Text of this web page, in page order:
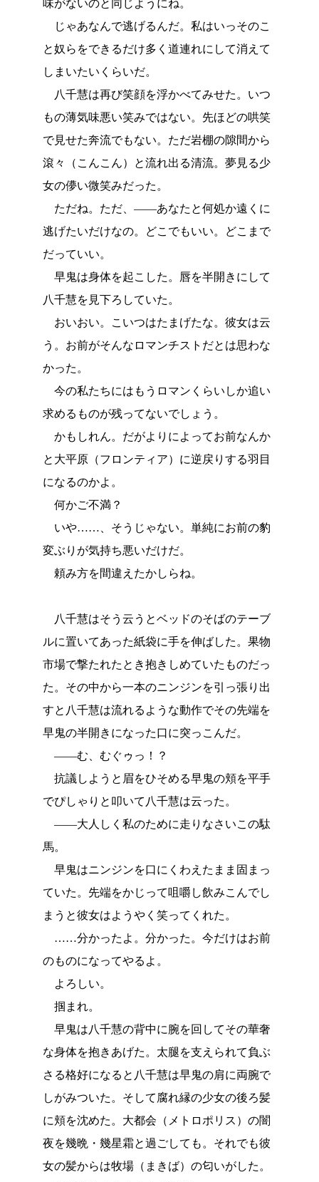
味がないのと同じようにね。
じゃあなんで逃げるんだ。私はいっそのこ
と奴らをできるだけ多く道連れにして消えて
しまいたいくらいだ。
八千慧は再び笑顔を浮かべてみせた。いつ
もの薄気味悪い笑みではない。先ほどの哄笑
で見せた奔流でもない。ただ岩棚の隙間から
滾々（こんこん）と流れ出る清流。夢見る少
女の儚い微笑みだった。
ただね。ただ、――あなたと何処か遠くに
逃げたいだけなの。どこでもいい。どこまで
だっていい。
早鬼は身体を起こした。唇を半開きにして
八千慧を見下ろしていた。
おいおい。こいつはたまげたな。彼女は云
う。お前がそんなロマンチストだとは思わな
かった。
今の私たちにはもうロマンくらいしか追い
求めるものが残ってないでしょう。
かもしれん。だがよりによってお前なんか
と大平原（フロンティア）に逆戻りする羽目
になるのかよ。
何かご不満？
いや……、そうじゃない。単純にお前の豹
変ぶりが気持ち悪いだけだ。
頼み方を間違えたかしらね。
八千慧はそう云うとベッドのそばのテーブ
ルに置いてあった紙袋に手を伸ばした。果物
市場で撃たれたとき抱きしめていたものだっ
た。その中から一本のニンジンを引っ張り出
すと八千慧は流れるような動作でその先端を
早鬼の半開きになった口に突っこんだ。
――む、むぐゥっ！？
抗議しようと眉をひそめる早鬼の頬を平手
でぴしゃりと叩いて八千慧は云った。
――大人しく私のために走りなさいこの駄
馬。
早鬼はニンジンを口にくわえたまま固まっ
ていた。先端をかじって咀嚼し飲みこんでし
まうと彼女はようやく笑ってくれた。
……分かったよ。分かった。今だけはお前
のものになってやるよ。
よろしい。
掴まれ。
早鬼は八千慧の背中に腕を回してその華奢
な身体を抱きあげた。太腿を支えられて負ぶ
さる格好になると八千慧は早鬼の肩に両腕で
しがみついた。そして腐れ縁の少女の後ろ髪
に頬を沈めた。大都会（メトロポリス）の闇
夜を幾晩・幾星霜と過ごしても。それでも彼
女の髪からは牧場（まきば）の匂いがした。